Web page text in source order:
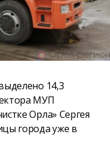
14,3
МУП
Орла» Сергея
города уже в